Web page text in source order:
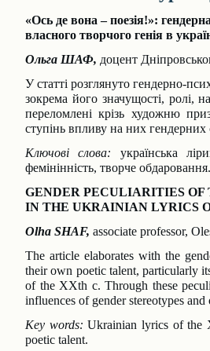
«Ось де вона – поезія!»:
власного творчого генія в
Ольга ШАФ, доцент
У статті розглянуто гендерно-
зокрема його значущості, ролі,
переломлені крізь художню
ступінь впливу на них гендерних
Ключові слова: українська
фемінінність, творче обдаровання.
GENDER PECULIARITIES OF
IN THE UKRAINIAN LYRICS
Olha SHAF, associate professor,
The article elaborates with the
their own poetic talent,particularly
of the XXth c. Through these
influences of gender stereotypes
Key words: Ukrainian lyrics of the
poetic talent.